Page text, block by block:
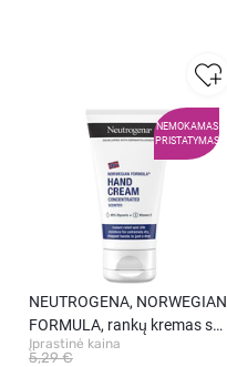
NEMOKAMAS
PRISTATYMAS
NEUTROGENA, NORWEGIAN
FORMULA, rankų kremas su
kvapu, 75 ml
Įprastinė kaina
5,29 €